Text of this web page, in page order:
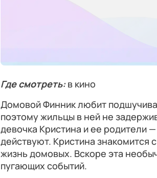
Где смотреть:в кино
Домовой Финник любит
поэтому жильцы в ней не
девочка Кристина и ее родители
действуют. Кристина знакомится
жизнь домовых. Вскоре эта
пугающих событий.